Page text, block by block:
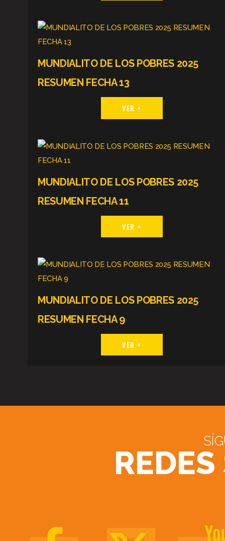
MUNDIALITO DE LOS POBRES 2025
RESUMEN FECHA 13
VER +
MUNDIALITO DE LOS POBRES 2025
RESUMEN FECHA 11
VER +
MUNDIALITO DE LOS POBRES 2025
RESUMEN FECHA 9
VER +